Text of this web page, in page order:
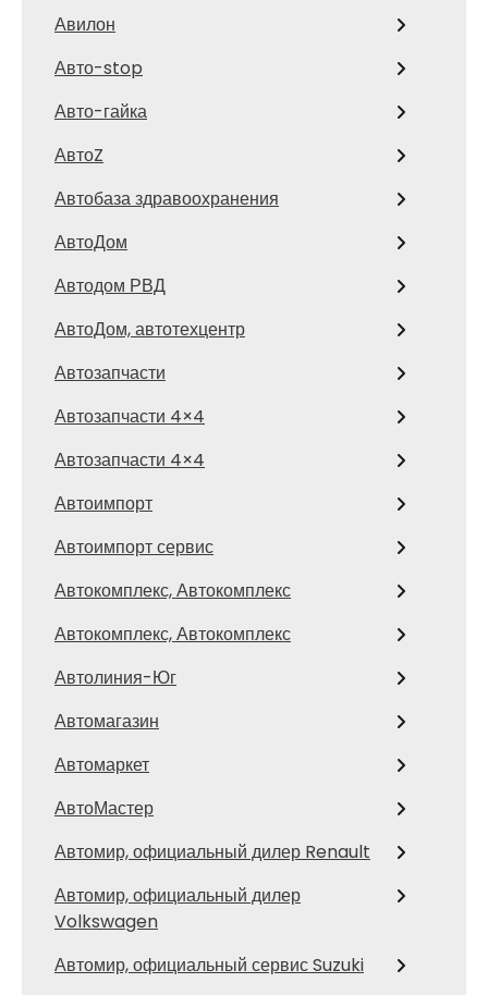
Авилон
Авто-stop
Авто-гайка
АвтоZ
Автобаза здравоохранения
АвтоДом
Автодом РВД
АвтоДом, автотехцентр
Автозапчасти
Автозапчасти 4×4
Автозапчасти 4×4
Автоимпорт
Автоимпорт сервис
Автокомплекс, Автокомплекс
Автокомплекс, Автокомплекс
Автолиния-Юг
Автомагазин
Автомаркет
АвтоМастер
Автомир, официальный дилер Renault
Автомир, официальный дилер
Volkswagen
Автомир, официальный сервис Suzuki